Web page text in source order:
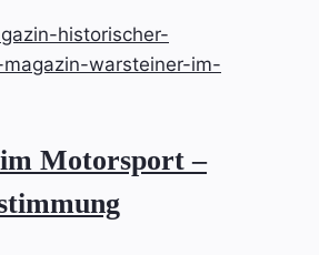
Motorsport –